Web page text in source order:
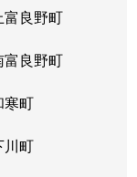
富良野町
富良野町
寒町
川町